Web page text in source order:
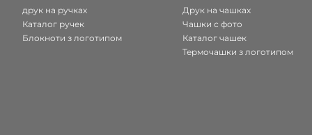
друк на ручках
Каталог ручек
Блокноти з логотипом
Друк на чашках
Чашки с фото
Каталог чашек
Термочашки з логотипом